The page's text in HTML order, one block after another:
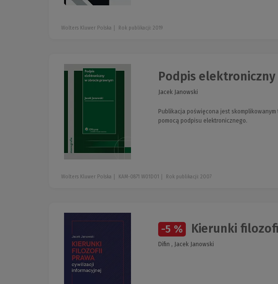
Wolters Kluwer Polska Rok publikacji: 2019
Podpis
Jacek Janowski
Publikacja poświęcona jest
pomocą podpisu elektronicznego.
Wolters Kluwer Polska KAM-0871 W01D01 Rok publikacji: 2007
-5 % Kierunki
Difin , Jacek Janowski